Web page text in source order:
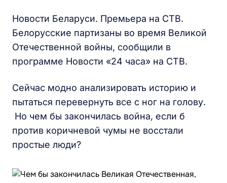
Новости Беларуси. Премьера на СТВ.
Белорусские партизаны во время Великой
Отечественной войны, сообщили в
программе Новости «24 часа» на СТВ.
Сейчас модно анализировать историю и
пытаться перевернуть все с ног на голову.
Но чем бы закончилась война, если б
против коричневой чумы не восстали
простые люди?